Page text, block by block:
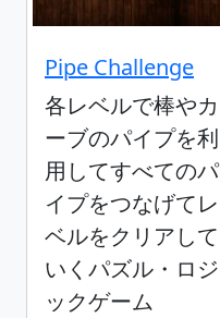
Pipe Challenge
各レベルで棒やカ
ーブのパイプを利
用してすべてのパ
イプをつなげてレ
ベルをクリアして
いくパズル・ロジ
ックゲーム